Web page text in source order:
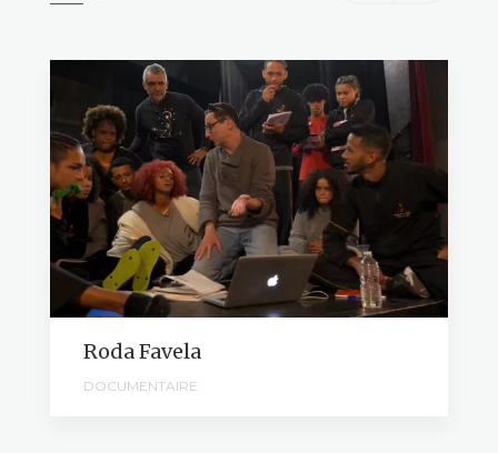
Roda Favela
DOCUMENTAIRE